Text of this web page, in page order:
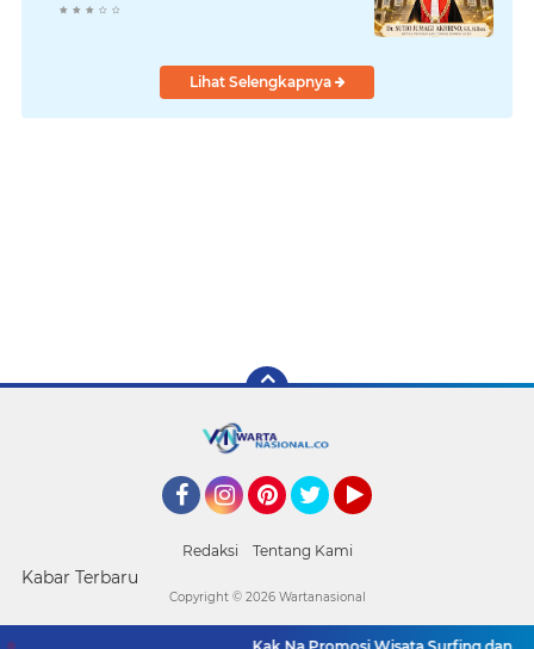
Lihat Selengkapnya
Redaksi Tentang Kami
Kabar Terbaru
Copyright © 2026 Wartanasional